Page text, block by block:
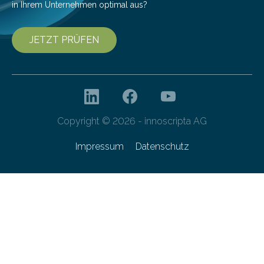
in Ihrem Unternehmen optimal aus?
JETZT PRÜFEN
Copyright © 2026 - innoscripta AG
Impressum Datenschutz